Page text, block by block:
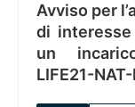
Avviso per
di interesse
un
LIFE21-